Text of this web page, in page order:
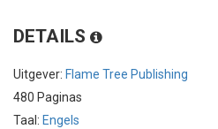
DETAILS
Uitgever: Flame Tree Publishing
480 Paginas
Taal: Engels